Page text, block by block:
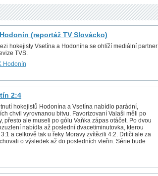
(reportáž TV Slovácko)
hokejisty Vsetína a Hodonína se ohlíží mediální partner
TVS.
Hodonín
2:4
hokejistů Hodonína a Vsetína nabídlo parádní,
chvil vyrovnanou bitvu. Favorizovaní Valaši měli po
přesto ale museli po gólu Vaňka zápas otáčet. Po dvou
nabídla až poslední dvacetiminutovka, kterou
a celkově tak u řeky Moravy zvítězili 4:2. Drtiči ale za
o výsledek až do posledních vteřin. Série bude